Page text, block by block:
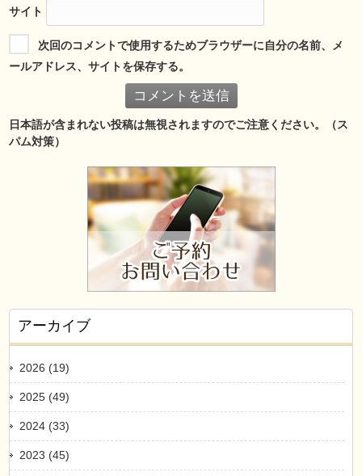
サイト
次回のコメントで使用するためブラウザーに自分の名前、メ
ールアドレス、サイトを保存する。
日本語が含まれない投稿は無視されますのでご注意ください。（ス
パム対策）
アーカイブ
2026 (19)
2025 (49)
2024 (33)
2023 (45)